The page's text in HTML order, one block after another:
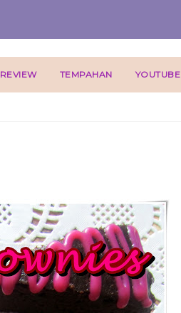
REVIEW TEMPAHAN YOUTUBE